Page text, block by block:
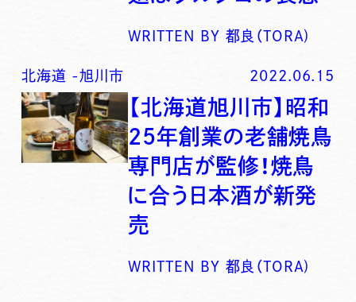
WRITTEN BY 都良（TORA)
北海道 -旭川市 2022.06.15
【北海道旭川市】昭和
25年創業の老舗焼鳥
専門店が監修！焼鳥
に合う日本酒が新発
売
WRITTEN BY 都良（TORA)